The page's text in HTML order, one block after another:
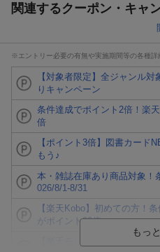
関連するクーポン・キャ
※エントリー必要の有無や実施期間等の各種詳
【対象者限定】全ジャンル
りキャンペーン
条件達成でポイント2倍！楽
倍
【ポイント3倍】図書カード
もう♪
本・雑誌在庫あり商品対象！
026/8/1-8/31
【楽天Kobo】初めての方！
がポイント20倍